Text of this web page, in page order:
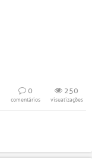
0
comentários
250
visualizações